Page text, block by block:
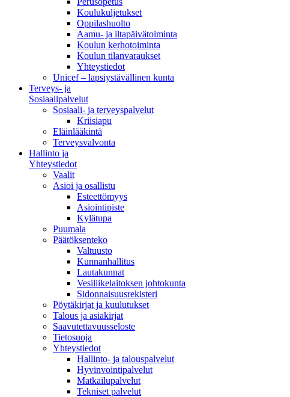
Koulukuljetukset
Oppilashuolto
Aamu- ja iltapäivätoiminta
Koulun kerhotoiminta
Koulun tilanvaraukset
Yhteystiedot
Unicef – lapsiystävällinen kunta
Terveys- ja
Sosiaalipalvelut
Sosiaali- ja terveyspalvelut
Kriisiapu
Eläinlääkintä
Terveysvalvonta
Hallinto ja
Yhteystiedot
Vaalit
Asioi ja osallistu
Esteettömyys
Asiointipiste
Kylätupa
Puumala
Päätöksenteko
Valtuusto
Kunnanhallitus
Lautakunnat
Vesiliikelaitoksen johtokunta
Sidonnaisuusrekisteri
Pöytäkirjat ja kuulutukset
Talous ja asiakirjat
Saavutettavuusseloste
Tietosuoja
Yhteystiedot
Hallinto- ja talouspalvelut
Hyvinvointipalvelut
Matkailupalvelut
Tekniset palvelut